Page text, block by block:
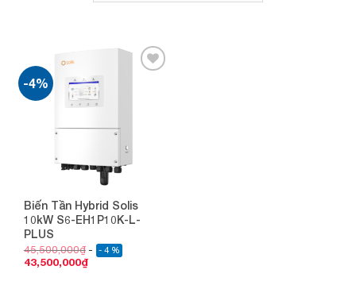
-4%
Biến Tần Hybrid Solis
10kW S6-EH1P10K-L-
PLUS
45,500,000₫ - 4 %
43,500,000₫